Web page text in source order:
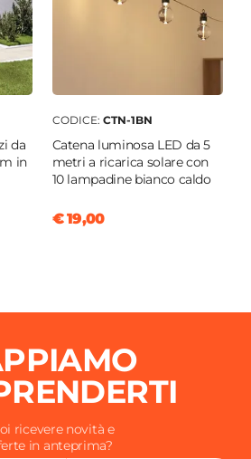
da
in
CODICE: CTN-1BN
Catena luminosa LED da 5
metri a ricarica solare con
10 lampadine bianco caldo
€ 19,00
ricevere novità e
in anteprima?